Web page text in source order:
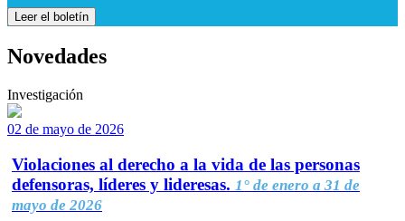
Leer el boletín
Novedades
Investigación
02 de mayo de 2026
Violaciones al derecho a la vida de las personas
defensoras, líderes y lideresas. 1° de enero a 31 de
mayo de 2026